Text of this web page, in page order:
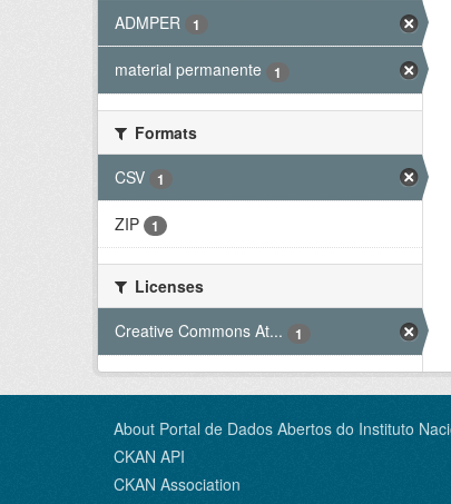
ADMPER 1
material permanente 1
Formats
CSV
1
ZIP 1
Licenses
Creative Commons At...
1
About Portal de Dados Abertos do Instituto
CKAN API
CKAN Association